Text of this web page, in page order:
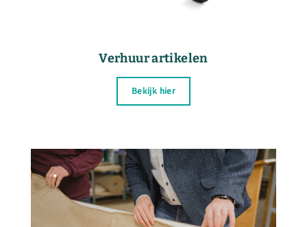
Verhuur artikelen
Bekijk hier